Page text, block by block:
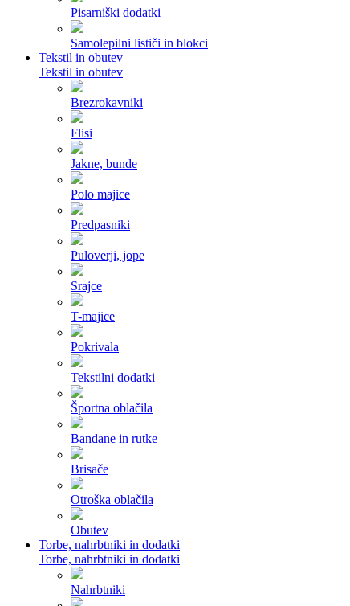
Pisarniški dodatki
Samolepilni lističi in blokci
Tekstil in obutev
Tekstil in obutev
Brezrokavniki
Flisi
Jakne, bunde
Polo majice
Predpasniki
Puloverji, jope
Srajce
T-majice
Pokrivala
Tekstilni dodatki
Športna oblačila
Bandane in rutke
Brisače
Otroška oblačila
Obutev
Torbe, nahrbtniki in dodatki
Torbe, nahrbtniki in dodatki
Nahrbtniki